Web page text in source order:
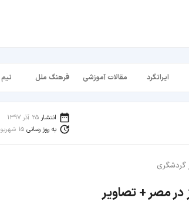
ایرانگرد مقالات آموزشی فرهنگ ملل
انتشار 25 آذر 1397
به روز رسانی 15 شهریور 1398
گردشگری
مصر + تصاویر